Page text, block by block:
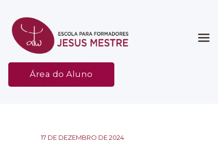
Área do Aluno
Início
Associação
17 DE DEZEMBRO DE 2024